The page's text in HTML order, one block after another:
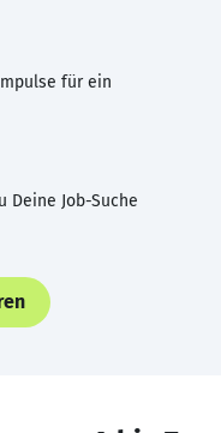
für ein
Deine Job-Suche